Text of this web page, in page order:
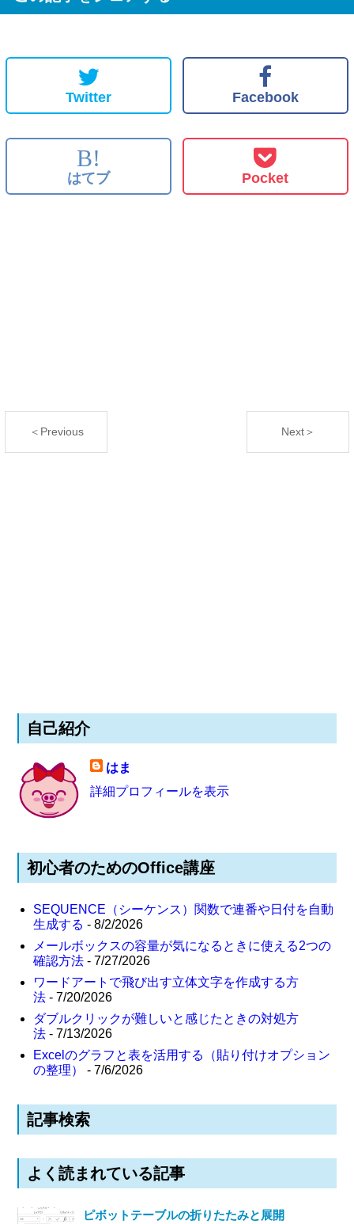
Twitter Facebook
B!
はてブ Pocket
＜Previous Next＞
自己紹介
はま
詳細プロフィールを表示
初心者のためのOffice講座
SEQUENCE（シーケンス）関数で連番や日付を自動
生成する - 8/2/2026
メールボックスの容量が気になるときに使える2つの
確認方法 - 7/27/2026
ワードアートで飛び出す立体文字を作成する方
法 - 7/20/2026
ダブルクリックが難しいと感じたときの対処方
法 - 7/13/2026
Excelのグラフと表を活用する（貼り付けオプション
の整理）
- 7/6/2026
記事検索
よく読まれている記事
ピボットテーブルの折りたたみと展開